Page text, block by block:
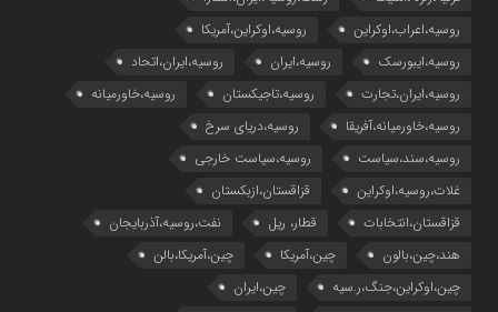
روسیه،اعراب،اوکراین
روسیه،اوکراین،آمریکا
روسیه،ایبورسک
روسیه،ایران
روسیه،ایران،اتحاد
روسیه،ایران،تجارت
روسیه،تاجیکستان
روسیه،خاورمیانه
روسیه،خاورمیانه،آفریقا
روسیه،دریای سرخ
روسیه،سند،سیاست
روسیه،سیاست خارجی
غلات،روسیه،اوکراین
قزاقستان،ازبکستان
قزاقستان،انتخابات
قطار، ریل
نفت،روسیه،آذربایجان
هند،چین،بالون
چین،آمریکا
چین،آمریکا،بالن
چین،اوکراین،جنگ،ر.سیه
چین،ایران